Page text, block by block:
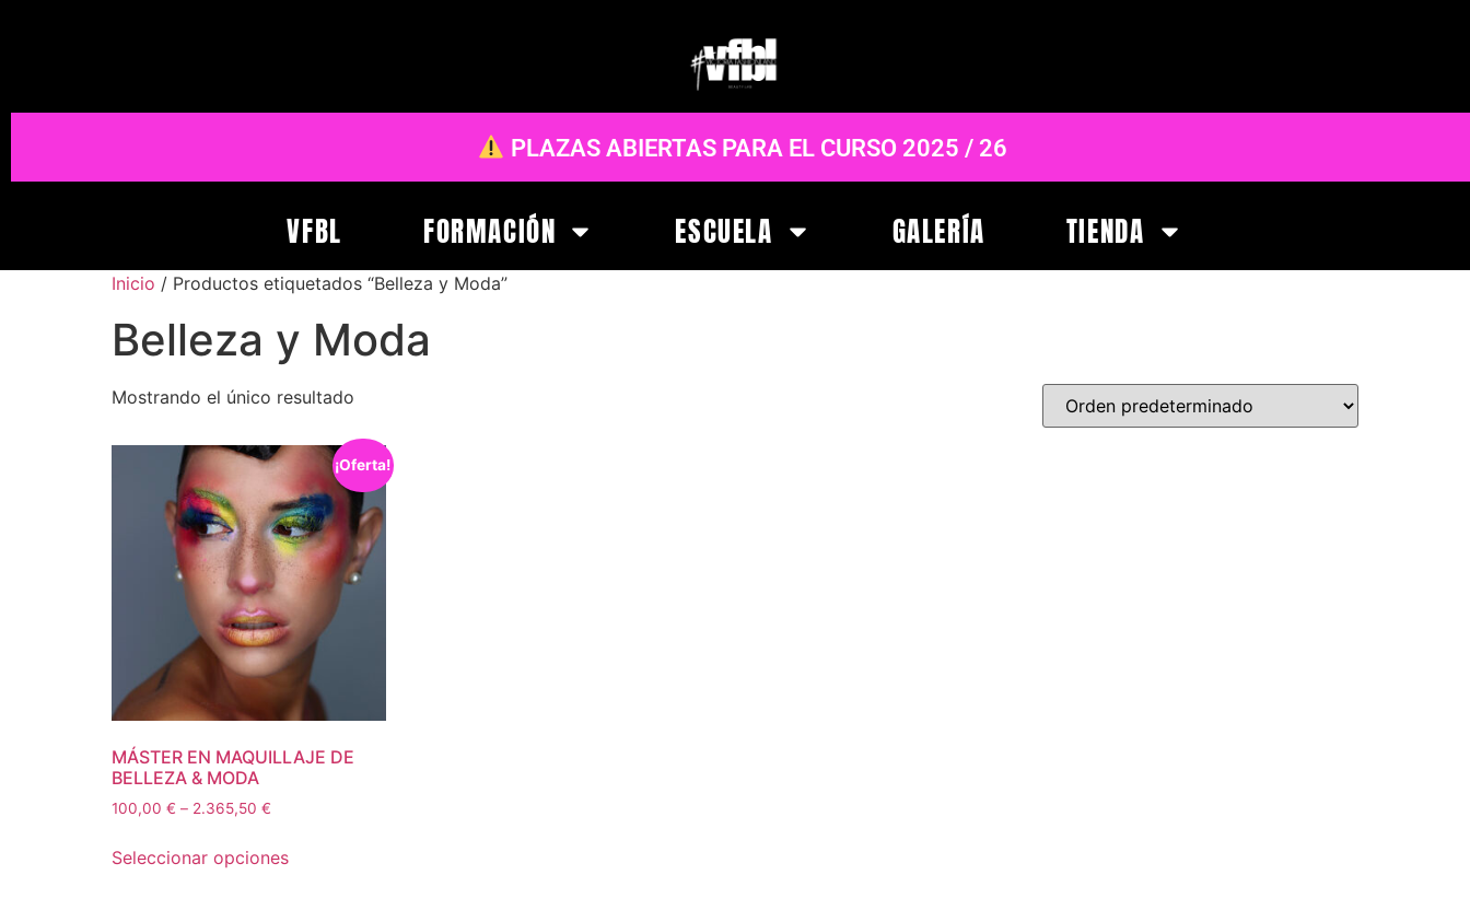
PLAZAS ABIERTAS PARA EL CURSO 2025 / 26
VFBL FORMACIÓN ESCUELA GALERÍA TIENDA
Inicio / Productos etiquetados “Belleza y Moda”
Belleza y Moda
Mostrando el único resultado
¡Oferta!
MÁSTER EN MAQUILLAJE DE
BELLEZA & MODA
100,00 € – 2.365,50 €
Seleccionar opciones